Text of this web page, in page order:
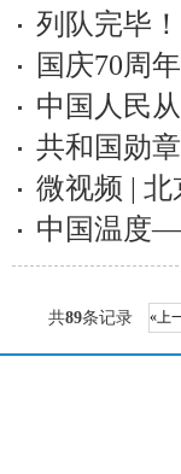
列队完毕
国庆70周
中国人民
共和国勋
微视频 | 北
中国温度
共89条记录 «上